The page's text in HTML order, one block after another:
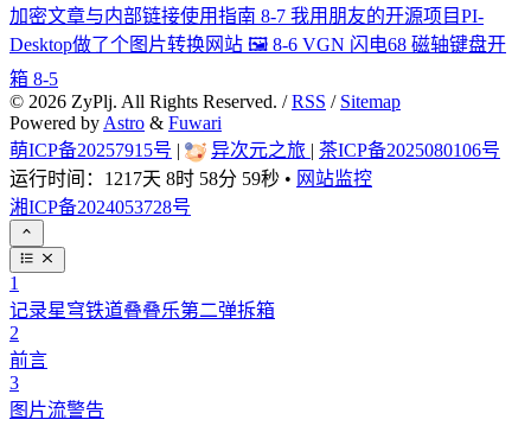
加密文章与内部链接使用指南 8-7 我用朋友的开源项目PI-
Desktop做了个图片转换网站 🖼️ 8-6 VGN 闪电68 磁轴键盘开
箱 8-5
© 2026 ZyPlj. All Rights Reserved. /RSS / Sitemap
Powered by Astro & Fuwari
萌ICP备20257915号 | 异次元之旅 | 茶ICP备2025080106号
运行时间： 1217天 8时 58分 59秒 • 网站监控
湘ICP备2024053728号
1
记录星穹铁道叠叠乐第二弹拆箱
2
前言
3
图片流警告